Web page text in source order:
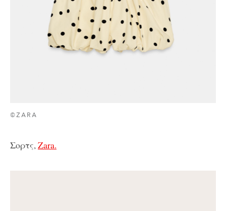
©ZARA
Σορτς,Zara.